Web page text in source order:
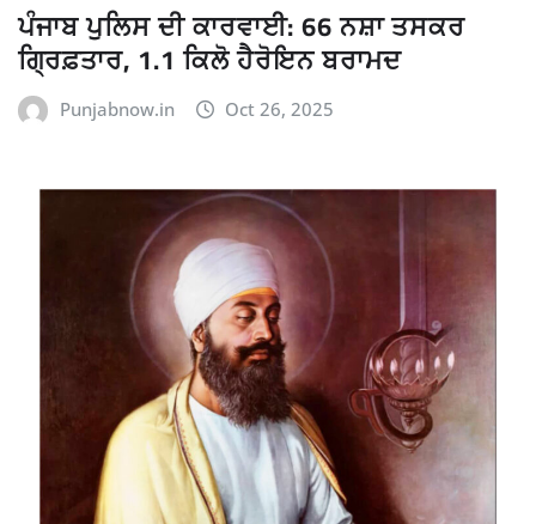
ਪੰਜਾਬ ਪੁਲਿਸ ਦੀ ਕਾਰਵਾਈ: 66 ਨਸ਼ਾ ਤਸਕਰ
ਗ੍ਰਿਫ਼ਤਾਰ, 1.1 ਕਿਲੋ ਹੈਰੋਇਨ ਬਰਾਮਦ
Punjabnow.in Oct 26, 2025